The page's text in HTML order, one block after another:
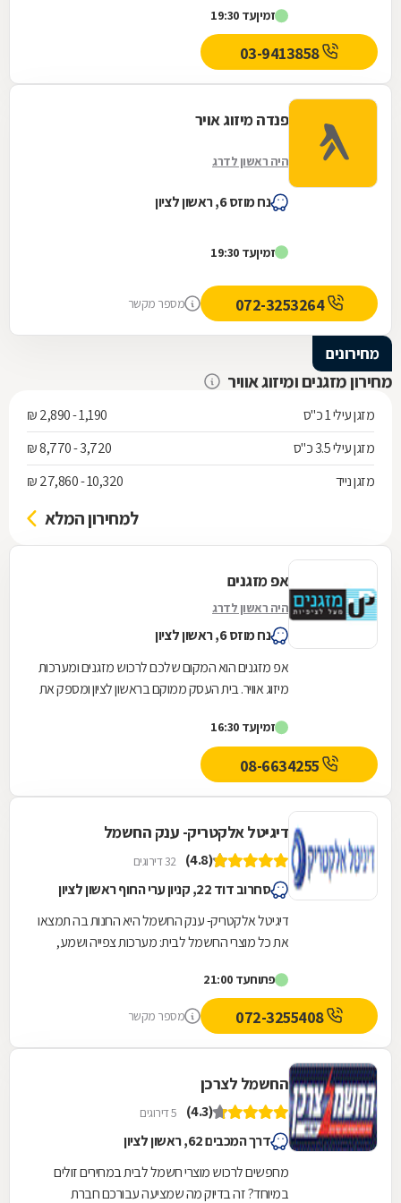
זוכרת את שמו וחבל. אז תודה על חווית קנייה
זמיןעד 19:30
03-9413858
פנדה מיזוג אויר
היה ראשון לדרג
נח מוזס 6, ראשון לציון
זמיןעד 19:30
072-3253264 מספר מקשר
מחירונים
מחירון מזגנים ומיזוג אוויר
מזגן עילי 1 כ"ס
1,190 - 2,890 ₪
מזגן עילי 3.5 כ"ס
3,720 - 8,770 ₪
מזגן נייד
10,320 - 27,860 ₪
למחירון המלא
אפ מזגנים
היה ראשון לדרג
נח מוזס 6, ראשון לציון
אפ מזגנים הוא המקום שלכם לרכוש מזגנים ומערכות
מיזוג אוויר. בית העסק ממוקם בראשון לציון ומספק את
זמיןעד 16:30
08-6634255
דיגיטל אלקטריק- ענק החשמל
(4.8) 32 דירוגים
סחרוב דוד 22, קניון ערי החוף ראשון לציון
דיגיטל אלקטריק- ענק החשמל היא החנות בה תמצאו
את כל מוצרי החשמל לבית: מערכות צפייה ושמע,
פתוחעד 21:00
072-3255408 מספר מקשר
החשמל לצרכן
(4.3) 5 דירוגים
דרך המכבים 62, ראשון לציון
מחפשים לרכוש מוצרי חשמל לבית במחירים זולים
במיוחד? זה בדיוק מה שמציעה עבורכם חברת